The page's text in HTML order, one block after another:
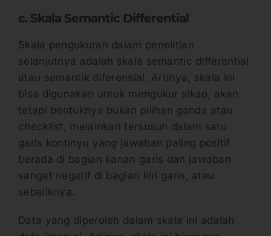
c. Skala Semantic Differential
Skala pengukuran dalam penelitian
selanjutnya adalah skala semantic differential
atau semantik diferensial. Artinya, skala ini
bisa digunakan untuk mengukur sikap, akan
tetapi bentuknya bukan pilihan ganda atau
checklist , melainkan tersusun dalam satu
garis kontinyu yang jawaban paling positif
berada di bagian kanan garis dan jawaban
sangat negatif di bagian kiri garis, atau
sebaliknya.
Data yang diperoleh dalam skala ini adalah